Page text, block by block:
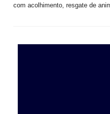
com acolhimento, resgate de